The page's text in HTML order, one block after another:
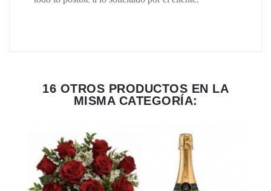
16 OTROS PRODUCTOS EN LA
MISMA CATEGORÍA: